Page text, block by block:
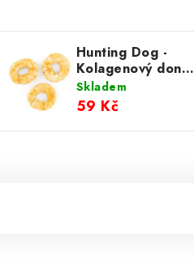
Hunting Dog -
Kolagenový donut
1 ks
Skladem
59 Kč